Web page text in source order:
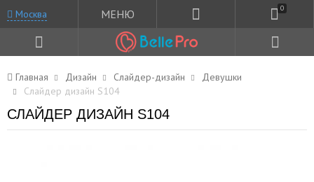
Москва МЕНЮ 0
Главная Дизайн Слайдер-дизайн
Девушки
Слайдер дизайн S104
СЛАЙДЕР ДИЗАЙН S104